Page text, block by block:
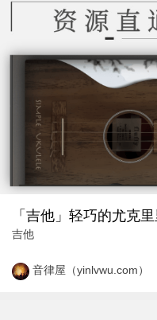
「吉他」轻巧的尤克
吉他
音律屋（yinlvwu.com）